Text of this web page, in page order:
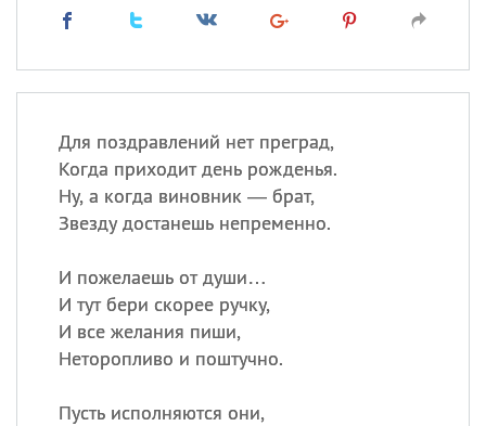
Для поздравлений нет преград,
Когда приходит день рожденья.
Ну, а когда виновник — брат,
Звезду достанешь непременно.
И пожелаешь от души…
И тут бери скорее ручку,
И все желания пиши,
Неторопливо и поштучно.
Пусть исполняются они,